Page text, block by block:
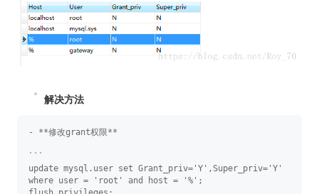
解决方法
- **修改grant权限**
```
update mysql.user set Grant_priv='Y',Super_priv='Y'
where user = 'root' and host = '%';